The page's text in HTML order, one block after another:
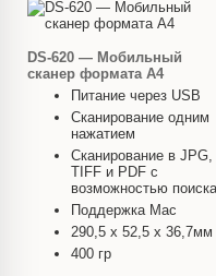
DS-620 — Мобильный
сканер формата А4
Питание через USB
Сканирование одним
нажатием
Сканирование в JPG,
TIFF и PDF с
возможностью поиска
Поддержка Mac
290,5 x 52,5 x 36,7мм
400 гр